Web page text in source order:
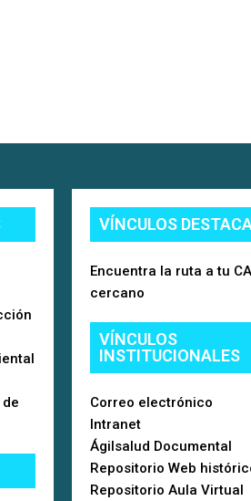
VÍNCULOS
Encuentra la ruta a tu
cercano
VÍNCULOS
INSTITUCIONALES
Correo electrónico
Intranet
Ágilsalud Documental
Repositorio Web
Repositorio Aula Virtual